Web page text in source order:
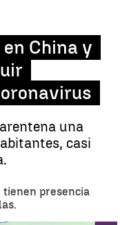
China y
una
casi
tienen presencia